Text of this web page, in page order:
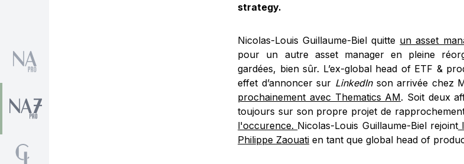
strategy.
Nicolas-Louis Guillaume-Biel quitte un asset
pour un autre asset manager en pleine
gardées, bien sûr. L’ex-global head of ETF &
effet d’annoncer sur LinkedInson arrivée chez
prochainement avec Thematics AM. Soit deux
toujours sur son propre projet de
l'occurence. Nicolas-Louis Guillaume-Biel rejoint
Philippe Zaouati en tant que global head of